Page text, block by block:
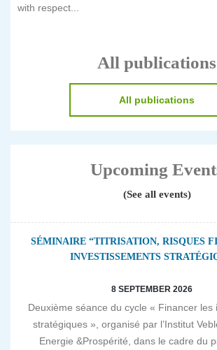
with respect...
All publications
All publications
Upcoming
(See all events)
SÉMINAIRE “TITRISATION, RISQUES
INVESTISSEMENTS
8 SEPTEMBER 2026
Deuxième séance du cycle « Financer les
stratégiques », organisé par l’Institut
Energie &Prospérité, dans le cadre du